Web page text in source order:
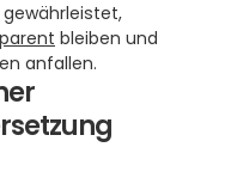
bleiben und
anfallen.